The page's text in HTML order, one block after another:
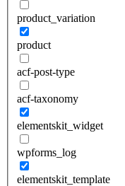
product_variation
product
acf-post-type
acf-taxonomy
elementskit_widget
wpforms_log
elementskit_template